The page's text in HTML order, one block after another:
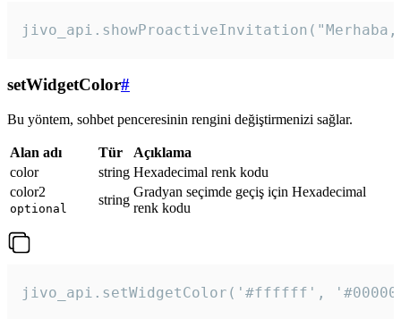
setWidgetColor#
Bu yöntem, sohbet penceresinin rengini değiştirmenizi sağlar.
Alan adı Tür
Açıklama
color
string Hexadecimal renk kodu
color2
optional
string
Gradyan seçimde geçiş için Hexadecimal
renk kodu
jivo_api.setWidgetColor('#ffffff',